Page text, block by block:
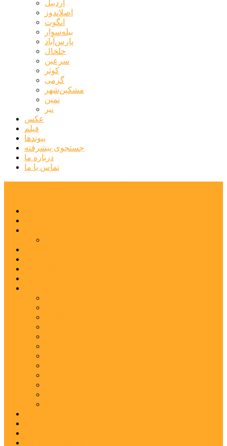
اردبیل
اصلاندوز
انگوت
بیله‌سوار
پارس‌آباد
خلخال
سرعین
کوثر
گرمی
مشکین‌شهر
نمین
نیر
عکس
فیلم
پیوندها
جستجوی پیشرفته
درباره ما
تماس با ما